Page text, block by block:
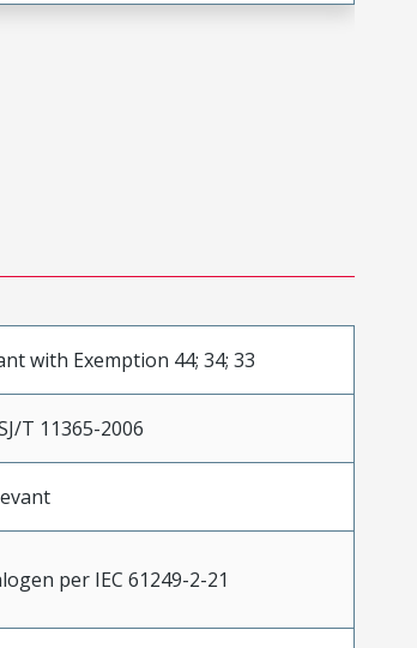
with Exemption 44; 34; 33
T 11365-2006
per IEC 61249-2-21